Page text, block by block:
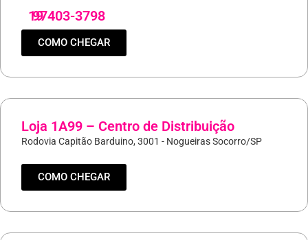
19
97403-3798
COMO CHEGAR
Loja 1A99 – Centro de Distribuição
Rodovia Capitão Barduino, 3001 - Nogueiras Socorro/SP
COMO CHEGAR